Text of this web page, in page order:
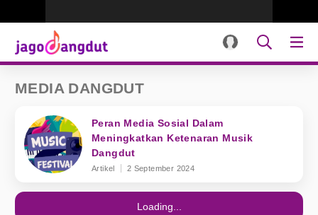
MEDIA DANGDUT
Peran Media Sosial Dalam
Meningkatkan Ketenaran Musik
Dangdut
Artikel 2 September 2024
Loading...